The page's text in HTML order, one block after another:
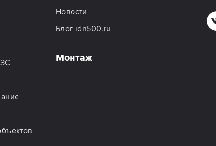
Новости
Блог idn500.ru
Монтаж